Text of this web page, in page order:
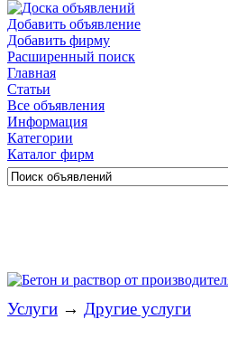
Добавить объявление
Добавить фирму
Расширенный поиск
Главная
Статьи
Все объявления
Информация
Категории
Каталог фирм
Услуги → Другие услуги